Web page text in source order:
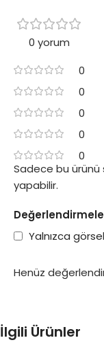
0 yorum
0
0
0
0
0
Yalnızca
Henüz
Sadece bu ürünü
yapabilir.
İlgili Ürünler